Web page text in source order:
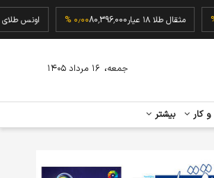
۰٫۰۰ % مثقال طلا ۱۸ عیار 80,396,000۰٫۰۰ %
کار بیشتر
جمعه، ۱۶ مرداد ۱۴۰۵